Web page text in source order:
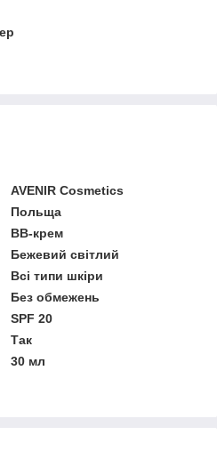
AVENIR Cosmetics
Польща
BB-крем
Бежевий світлий
Всі типи шкіри
Без обмежень
SPF 20
Так
30 мл